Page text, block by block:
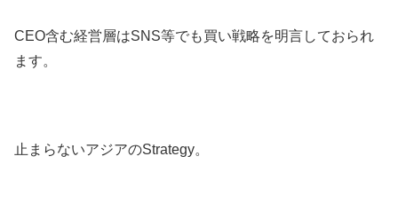
CEO含む経営層はSNS等でも買い戦略を明言しておられ
ます。
止まらないアジアのStrategy。